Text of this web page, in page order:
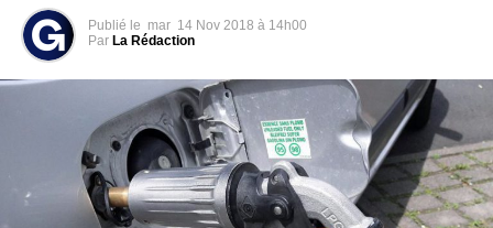
Publié le mar 14 Nov 2018 à 14h00
Par La Rédaction